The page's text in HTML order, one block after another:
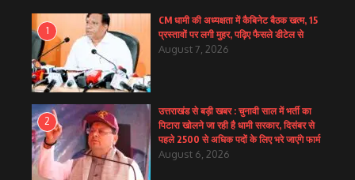
1
CM धामी की अध्यक्षता में कैबिनेट बैठक खत्म, 15
प्रस्तावों पर लगी मुहर, पढ़िए फैसले डीटेल से
August 7, 2026
2
उत्तराखंड से बड़ी खबर : चुनावी साल में भर्ती का
पिटारा खोलने जा रही है धामी सरकार, दिसंबर से
पहले 2500 से अधिक पदों के लिए भरे जाएंगे फार्म
August 6, 2026